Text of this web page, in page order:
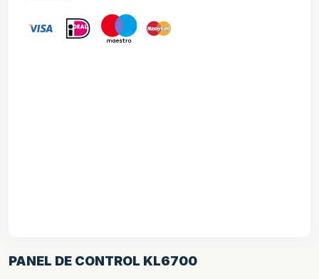
PANEL DE CONTROL KL6700